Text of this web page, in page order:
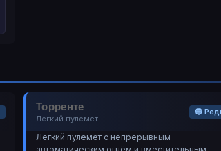
Торренте
Легкий пулемет
🔵
Лёгкий пулемёт с непрерывным